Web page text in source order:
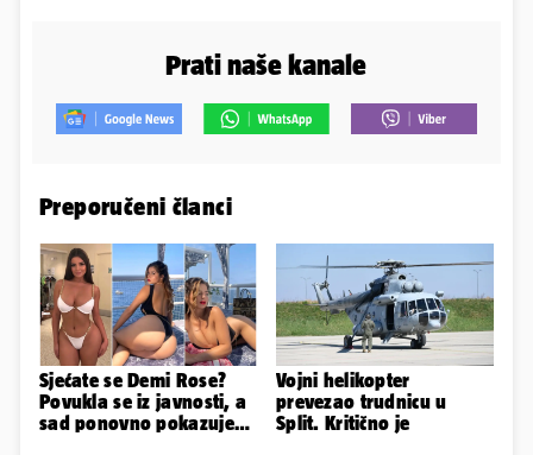
Prati naše kanale
Preporučeni članci
Sjećate se Demi Rose?
Povukla se iz javnosti, a
sad ponovno pokazuje
Vojni helikopter
prevezao trudnicu u
Split. Kritično je